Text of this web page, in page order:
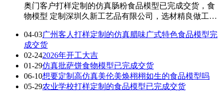
奥门客户打样定制的仿真肠粉食品模型已完成交货，食
物模型 定制深圳久新工艺品有限公司，选材精良做工精
04-03广州客人打样定制的仿真腊味广式特色食品模型完
成交货
02-242026年开工大吉
01-29仿真批萨饼食物模型已完成交货
06-10想要定制高仿真美伦美焕栩栩如生的食品模型吗
05-29农业学校打样定制的食品模型已完成交货